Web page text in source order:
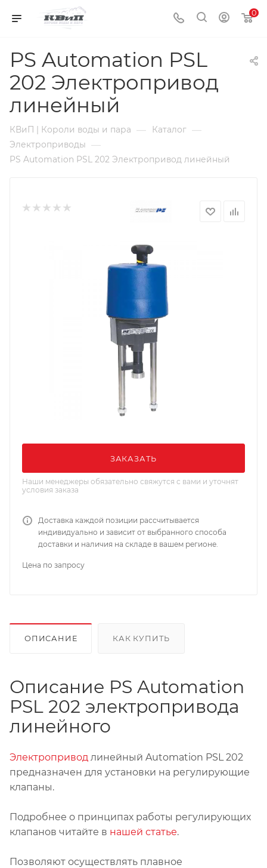
0
PS Automation PSL
202 Электропривод
линейный
КВиП | Короли воды и пара — Каталог —
Электроприводы —
PS Automation PSL 202 Электропривод линейный
ЗАКАЗАТЬ
Наши менеджеры обязательно свяжутся с вами и уточнят
условия заказа
Доставка каждой позиции рассчитывается
индивидуально и зависит от выбранного способа
доставки и наличия на складе в вашем регионе.
Цена по запросу
ОПИСАНИЕ КАК КУПИТЬ
Описание PS Automation
PSL 202 электропривода
линейного
Электропривод линейный Automation PSL 202
предназначен для установки на регулирующие
клапаны.
Подробнее о принципах работы регулирующих
клапанов читайте в нашей статье.
Позволяют осуществлять плавное